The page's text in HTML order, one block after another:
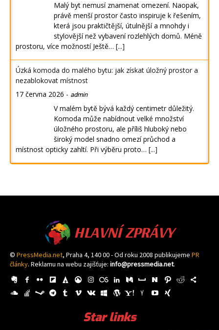
Malý byt nemusí znamenat omezení. Naopak,
právě menší prostor často inspiruje k řešením,
která jsou praktičtější, útulnější a mnohdy i
stylovější než vybavení rozlehlých domů. Méně
prostoru, více možností Ještě… [...]
Úzká komoda do malého bytu: jak získat úložný prostor a
nezablokovat místnost
17 června 2026 - admin
V malém bytě bývá každý centimetr důležitý.
Komoda může nabídnout velké množství
úložného prostoru, ale příliš hluboký nebo
široký model snadno omezí průchod a
místnost opticky zahltí. Při výběru proto… [...]
HLAVNÍ ZPRÁVY
© PressMedia.net, Praha 4, 140 00 - Od roku 2008 publikujeme PR
články. Reklamu na webu zajišťuje: info@pressmedia.net.
Star links